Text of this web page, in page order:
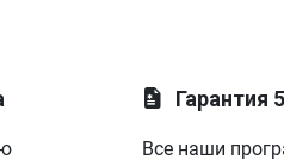
Гарантия
Все наши